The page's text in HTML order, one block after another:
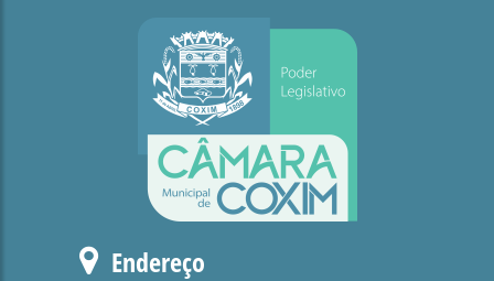
Endereço